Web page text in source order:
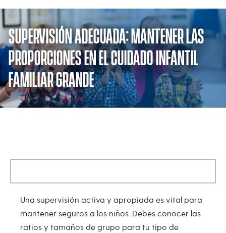
SUPERVISIÓN ADECUADA: MANTENER LAS
PROPORCIONES EN EL CUIDADO INFANTIL
FAMILIAR GRANDE
Una supervisión activa y apropiada es vital para
mantener seguros a los niños. Debes conocer las
ratios y tamaños de grupo para tu tipo de